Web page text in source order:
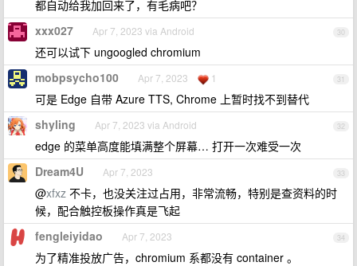
都自动给我加回来了，有毛病吧？
30
xxx027 Apr 7, 2023 via Android
还可以试下 ungoogled chromium
31
mobpsycho100 Apr 7, 2023 1
可是 Edge 自带 Azure TTS, Chrome 上暂时找不到替代
32
shyling Apr 7, 2023 via Android
edge 的菜单高度能填满整个屏幕… 打开一次难受一次
33
Dream4U Apr 7, 2023
@xfxz 不卡，也没关注过占用，非常流畅，特别是查资料的时
候，配合触控板操作真是飞起
34
fengleiyidao Apr 7, 2023
为了精准投放广告，chromium 系都没有 container 。